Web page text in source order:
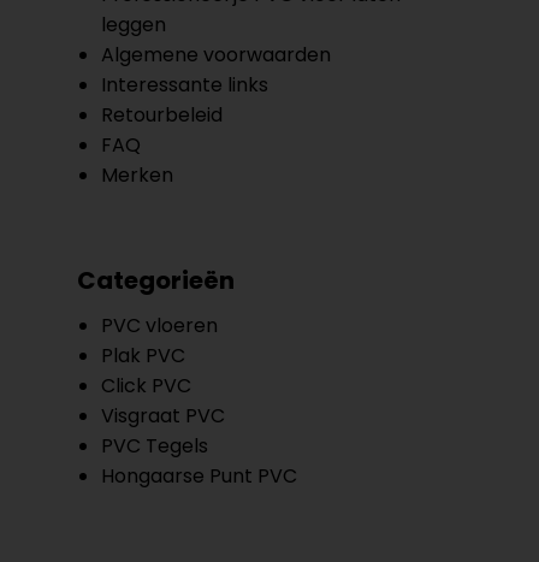
leggen
Algemene voorwaarden
Interessante links
Retourbeleid
FAQ
Merken
Categorieën
PVC vloeren
Plak PVC
Click PVC
Visgraat PVC
PVC Tegels
Hongaarse Punt PVC